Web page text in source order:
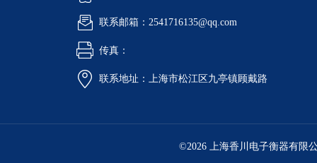
联系邮箱：2541716135@qq.com
传真：
联系地址：上海市松江区九亭镇顾戴路
©2026 上海香川电子衡器有限